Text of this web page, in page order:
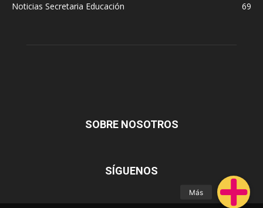
Noticias Secretaria Educación
69
SOBRE NOSOTROS
SÍGUENOS